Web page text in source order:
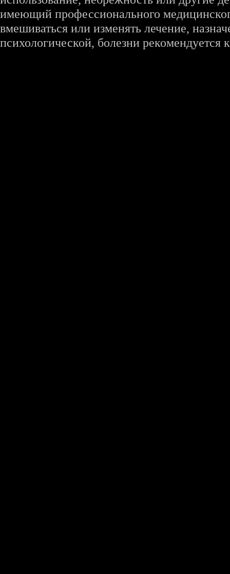
имеющий профессионального
вмешиваться или изменять лечение,
психологической, болезни рекомендуется